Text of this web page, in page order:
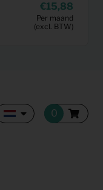
15,88
Per maand
(excl. BTW)